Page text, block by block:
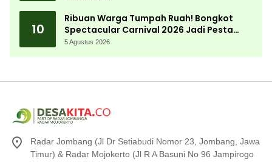
10
Ribuan Warga Tumpah Ruah! Bongkot
Spectacular Carnival 2026 Jadi Pesta
Kemerdekaan Terbesar di Peterongan
5 Agustus 2026
Radar Jombang (Jl Dr Setiabudi Nomor 23, Jombang, Jawa
Timur) & Radar Mojokerto (Jl R A Basuni No 96 Jampirogo